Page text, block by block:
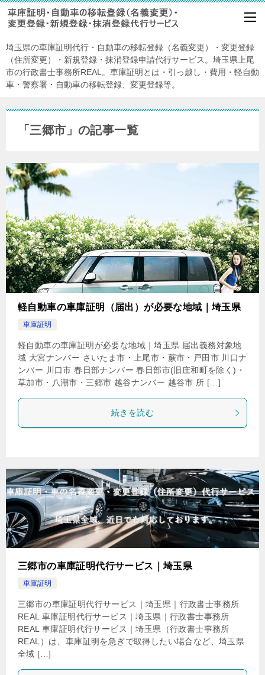
埼玉県の車庫証明代行・自動車の移転登録（名義変更）・変更登録
（住所変更）・新規登録・抹消登録申請代行サービス。埼玉県上尾
市の行政書士事務所REAL。車庫証明とは・引っ越し・費用・軽自動
車・警察署・自動車の移転登録、変更登録等。
「三郷市」の記事一覧
軽自動車の車庫証明（届出）が必要な地域｜埼玉県
車庫証明
軽自動車の車庫証明が必要な地域｜埼玉県 届出義務対象地
域 大宮ナンバー さいたま市・上尾市・蕨市・戸田市 川口ナ
ンバー 川口市 春日部ナンバー 春日部市(旧庄和町を除く)・
草加市・八潮市・三郷市 越谷ナンバー 越谷市 所 […]
続きを読む
三郷市の車庫証明代行サービス｜埼玉県
車庫証明
三郷市の車庫証明代行サービス｜埼玉県｜行政書士事務所
REAL 車庫証明代行サービス｜埼玉県｜行政書士事務所
REAL 車庫証明代行サービス｜埼玉県（行政書士事務所
REAL）は、車庫証明を急ぎで取得したい場合など、埼玉県
全域 […]